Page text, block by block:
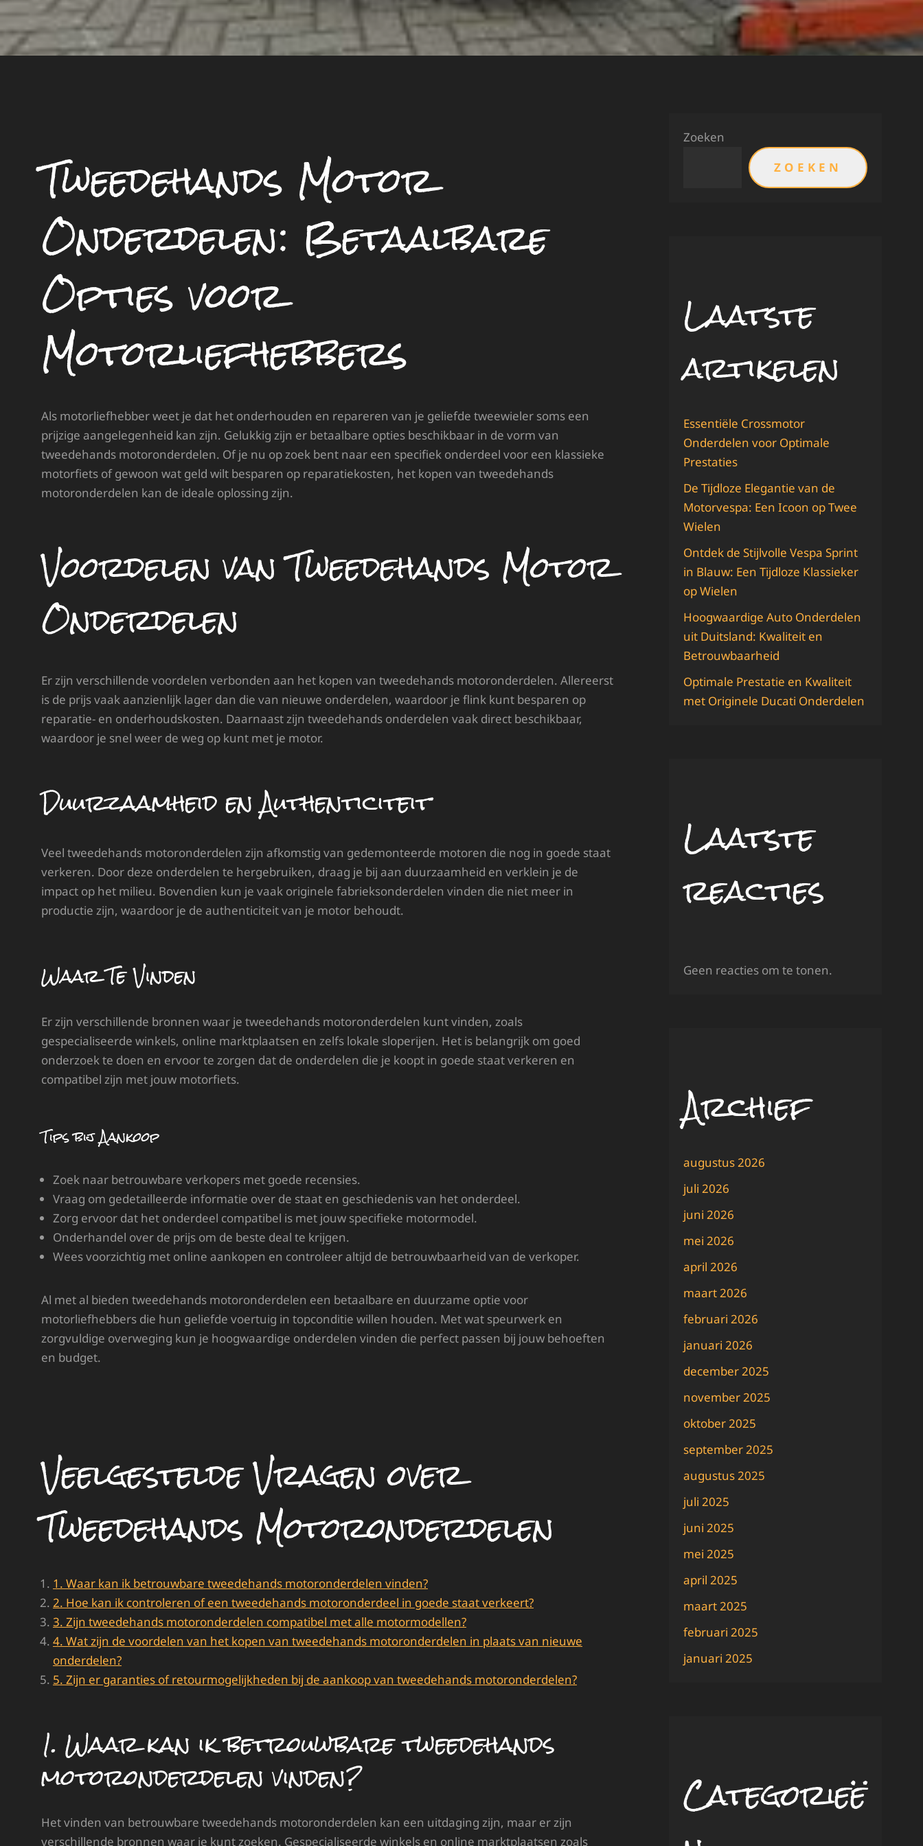
Tweedehands Motor
Onderdelen: Betaalbare
Opties voor
Motorliefhebbers
Als motorliefhebber weet je dat het onderhouden en repareren van je geliefde tweewieler soms een
prijzige aangelegenheid kan zijn. Gelukkig zijn er betaalbare opties beschikbaar in de vorm van
tweedehands motoronderdelen. Of je nu op zoek bent naar een specifiek onderdeel voor een klassieke
motorfiets of gewoon wat geld wilt besparen op reparatiekosten, het kopen van tweedehands
motoronderdelen kan de ideale oplossing zijn.
Voordelen van Tweedehands Motor
Onderdelen
Er zijn verschillende voordelen verbonden aan het kopen van tweedehands motoronderdelen. Allereerst
is de prijs vaak aanzienlijk lager dan die van nieuwe onderdelen, waardoor je flink kunt besparen op
reparatie- en onderhoudskosten. Daarnaast zijn tweedehands onderdelen vaak direct beschikbaar,
waardoor je snel weer de weg op kunt met je motor.
Duurzaamheid en Authenticiteit
Veel tweedehands motoronderdelen zijn afkomstig van gedemonteerde motoren die nog in goede staat
verkeren. Door deze onderdelen te hergebruiken, draag je bij aan duurzaamheid en verklein je de
impact op het milieu. Bovendien kun je vaak originele fabrieksonderdelen vinden die niet meer in
productie zijn, waardoor je de authenticiteit van je motor behoudt.
Waar Te Vinden
Er zijn verschillende bronnen waar je tweedehands motoronderdelen kunt vinden, zoals
gespecialiseerde winkels, online marktplaatsen en zelfs lokale sloperijen. Het is belangrijk om goed
onderzoek te doen en ervoor te zorgen dat de onderdelen die je koopt in goede staat verkeren en
compatibel zijn met jouw motorfiets.
Tips bij Aankoop
Zoek naar betrouwbare verkopers met goede recensies.
Vraag om gedetailleerde informatie over de staat en geschiedenis van het onderdeel.
Zorg ervoor dat het onderdeel compatibel is met jouw specifieke motormodel.
Onderhandel over de prijs om de beste deal te krijgen.
Wees voorzichtig met online aankopen en controleer altijd de betrouwbaarheid van de verkoper.
Al met al bieden tweedehands motoronderdelen een betaalbare en duurzame optie voor
motorliefhebbers die hun geliefde voertuig in topconditie willen houden. Met wat speurwerk en
zorgvuldige overweging kun je hoogwaardige onderdelen vinden die perfect passen bij jouw behoeften
en budget.
Veelgestelde Vragen over
Tweedehands Motoronderdelen
1. Waar kan ik betrouwbare tweedehands motoronderdelen vinden?
2. Hoe kan ik controleren of een tweedehands motoronderdeel in goede staat verkeert?
3. Zijn tweedehands motoronderdelen compatibel met alle motormodellen?
4. Wat zijn de voordelen van het kopen van tweedehands motoronderdelen in plaats van nieuwe
onderdelen?
5. Zijn er garanties of retourmogelijkheden bij de aankoop van tweedehands motoronderdelen?
1. Waar kan ik betrouwbare tweedehands
motoronderdelen vinden?
Het vinden van betrouwbare tweedehands motoronderdelen kan een uitdaging zijn, maar er zijn
verschillende bronnen waar je kunt zoeken. Gespecialiseerde winkels en online marktplaatsen zoals
Zoeken
ZOEKEN
Laatste
artikelen
Essentiële Crossmotor
Onderdelen voor Optimale
Prestaties
De Tijdloze Elegantie van de
Motorvespa: Een Icoon op Twee
Wielen
Ontdek de Stijlvolle Vespa Sprint
in Blauw: Een Tijdloze Klassieker
op Wielen
Hoogwaardige Auto Onderdelen
uit Duitsland: Kwaliteit en
Betrouwbaarheid
Optimale Prestatie en Kwaliteit
met Originele Ducati Onderdelen
Laatste
reacties
Geen reacties om te tonen.
Archief
augustus 2026
juli 2026
juni 2026
mei 2026
april 2026
maart 2026
februari 2026
januari 2026
december 2025
november 2025
oktober 2025
september 2025
augustus 2025
juli 2025
juni 2025
mei 2025
april 2025
maart 2025
februari 2025
januari 2025
Categorieë